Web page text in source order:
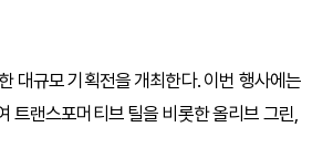
대규모 기획전을 개최한다. 이번 행사에는
트랜스포머티브 틸을 비롯한 올리브 그린,